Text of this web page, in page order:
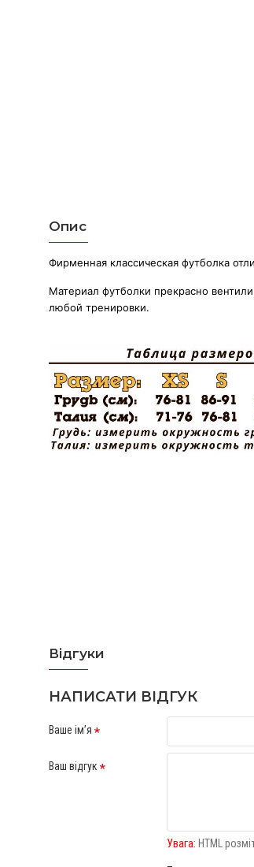
Опис
Фирменная классическая футболка
Материал футболки прекрасно
любой тренировки.
Відгуки
Відгуків про цей товар ще не було.
НАПИСАТИ ВІДГУК